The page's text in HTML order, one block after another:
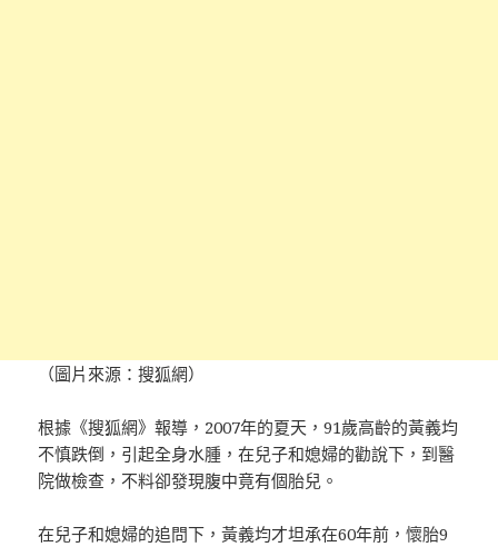
（圖片來源：搜狐網）
根據《搜狐網》報導，2007年的夏天，91歲高齡的黃義均
不慎跌倒，引起全身水腫，在兒子和媳婦的勸說下，到醫
院做檢查，不料卻發現腹中竟有個胎兒。
在兒子和媳婦的追問下，黃義均才坦承在60年前，懷胎9